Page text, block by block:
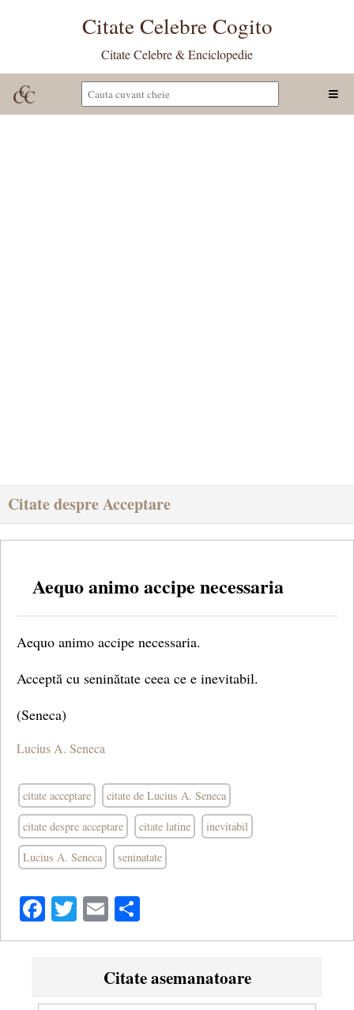
Citate Celebre Cogito
Citate Celebre & Enciclopedie
Citate despre Acceptare
Aequo animo accipe necessaria
Aequo animo accipe necessaria.
Acceptă cu seninătate ceea ce e inevitabil.
(Seneca)
Lucius A. Seneca
citate acceptare citate de Lucius A. Seneca
citate despre acceptare citate latine inevitabil
Lucius A. Seneca seninatate
Facebook
Twitter
Email
Citate asemanatoare